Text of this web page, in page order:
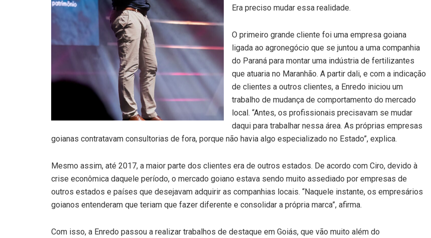
Era preciso mudar essa realidade.
O primeiro grande cliente foi uma empresa goiana
ligada ao agronegócio que se juntou a uma companhia
do Paraná para montar uma indústria de fertilizantes
que atuaria no Maranhão. A partir dali, e com a indicação
de clientes a outros clientes, a Enredo iniciou um
trabalho de mudança de comportamento do mercado
local. “Antes, os profissionais precisavam se mudar
daqui para trabalhar nessa área. As próprias empresas
goianas contratavam consultorias de fora, porque não havia algo especializado no Estado”, explica.
Mesmo assim, até 2017, a maior parte dos clientes era de outros estados. De acordo com Ciro, devido à
crise econômica daquele período, o mercado goiano estava sendo muito assediado por empresas de
outros estados e países que desejavam adquirir as companhias locais. “Naquele instante, os empresários
goianos entenderam que teriam que fazer diferente e consolidar a própria marca”, afirma.
Com isso, a Enredo passou a realizar trabalhos de destaque em Goiás, que vão muito além do